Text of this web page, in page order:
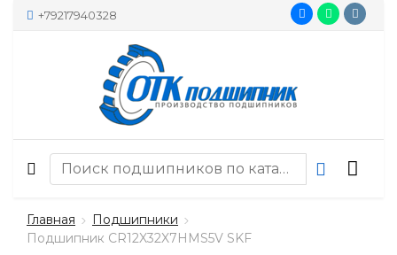
+79217940328
Главная
Подшипники
Подшипник CR12X32X7HMS5V SKF